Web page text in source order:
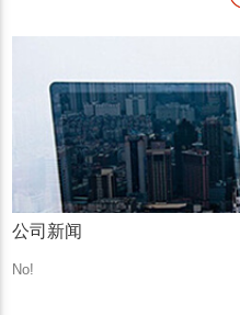
公司新闻
No!